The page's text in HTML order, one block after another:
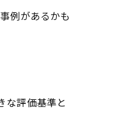
例があるかも
な評価基準と